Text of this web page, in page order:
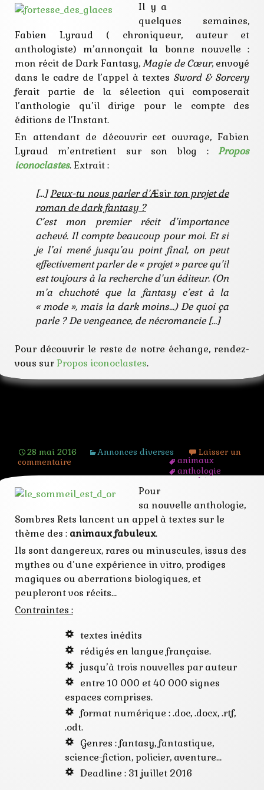
l'instant
iconoclaste
interviex
lyraud
nouvelle
propos
publication
questions
Il y a
quelques semaines,
Fabien Lyraud ( chroniqueur, auteur et
anthologiste) m’annonçait la bonne nouvelle :
mon récit de Dark Fantasy,Magie de Cœur, envoyé
dans le cadre de l’appel à textes Sword & Sorcery
ferait partie de la sélection qui composerait
l’anthologie qu’il dirige pour le compte des
éditions de l’Instant.
En attendant de découvrir cet ouvrage, Fabien
Lyraud m’entretient sur son blog : Propos
iconoclastes. Extrait :
[…]Peux-tu nous parler d’Æsir ton projet de
roman de dark fantasy ?
C’est mon premier récit d’importance
achevé. Il compte beaucoup pour moi. Et si
je l’ai mené jusqu’au point final, on peut
effectivement parler de « projet » parce qu’il
est toujours à la recherche d’un éditeur. (On
m’a chuchoté que la fantasy c’est à la
« mode », mais la dark moins…) De quoi ça
parle ? De vengeance, de nécromancie […]
Pour découvrir le reste de notre échange, rendez-
vous surPropos iconoclastes.
28 mai 2016 Annonces diverses
animaux
anthologie
appel à textes
dragon
licornes
nouvelle
Laisser un
commentaire
Pour
sa nouvelle anthologie,
Sombres Rets lancent un appel à textes sur le
thème des : animaux fabuleux.
Ils sont dangereux, rares ou minuscules, issus des
mythes ou d’une expérience in vitro, prodiges
magiques ou aberrations biologiques, et
peupleront vos récits…
Contraintes :
textes inédits
rédigés en langue française.
jusqu’à trois nouvelles par auteur
entre 10 000 et 40 000 signes
espaces comprises.
format numérique : .doc, .docx, .rtf,
.odt.
Genres : fantasy, fantastique,
science-fiction, policier, aventure…
Deadline : 31 juillet 2016